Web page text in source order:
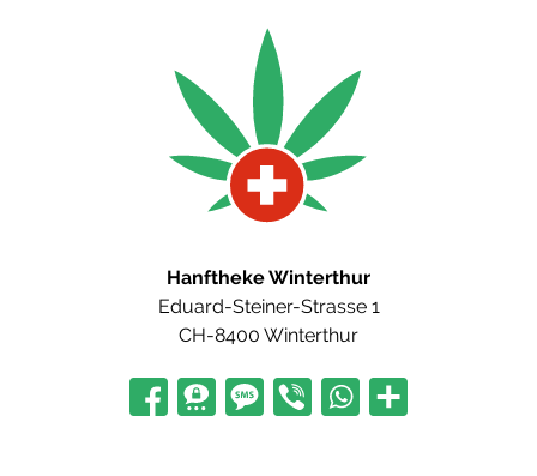
Hanftheke Winterthur
Eduard-Steiner-Strasse 1
CH-8400 Winterthur